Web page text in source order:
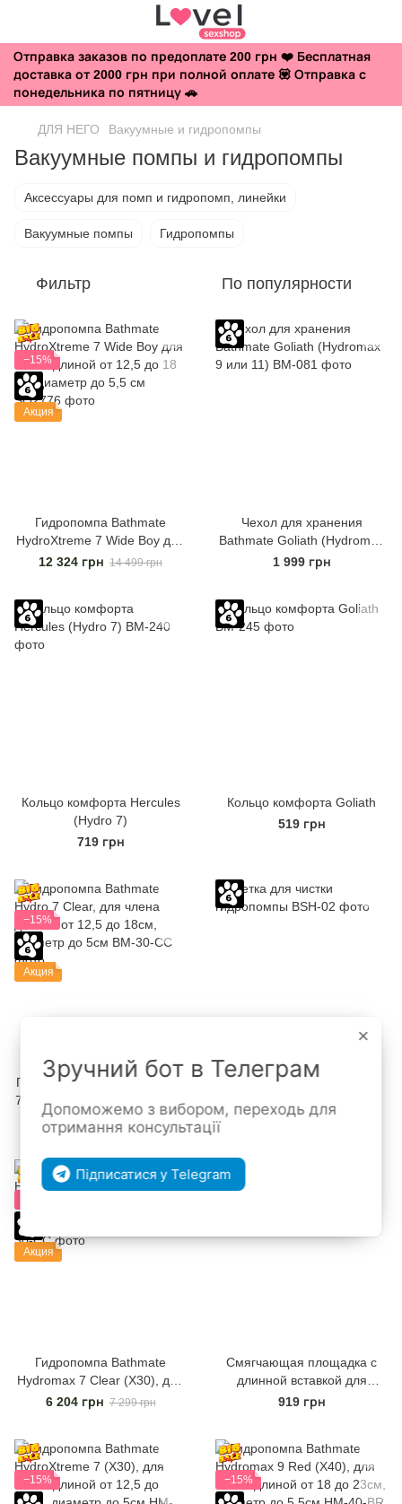
Отправка заказов по предоплате 200 грн ❤️ Бесплатная
доставка от 2000 грн при полной оплате 💟 Отправка с
понедельника по пятницу 🚗
ДЛЯ НЕГО Вакуумные и гидропомпы
Вакуумные помпы и гидропомпы
Аксессуары для помп и гидропомп, линейки
Вакуумные помпы Гидропомпы
Фильтр По популярности
−15%
Акция
Гидропомпа Bathmate
HydroXtreme 7 Wide Boy для
члена длиной от 12,5 до 18
12 324 грн 14 499 грн
Чехол для хранения
Bathmate Goliath (Hydromax
9 или 11)
1 999 грн
Кольцо комфорта Hercules
(Hydro 7)
719 грн
Кольцо комфорта Goliath
519 грн
−15%
Акция
Гидропомпа Bathmate Hydro
7 Clear, для члена длиной от
12,5 до 18см, диаметр до
5см
4 164 грн 4 899 грн
Щетка для чистки
699 грн
Акция
Гидропомпа Bathmate
Hydromax 7 Clear (X30), для
члена длиной от 12,5 до
6 204 грн 7 299 грн
Смягчающая площадка с
длинной вставкой для
Hydromax X30 (Hydromax 7)
919 грн
−15% −15%
Зручний бот в Телеграм
Допоможемо з вибором, переходь для
отримання консультації
Підписатися у Telegram
×